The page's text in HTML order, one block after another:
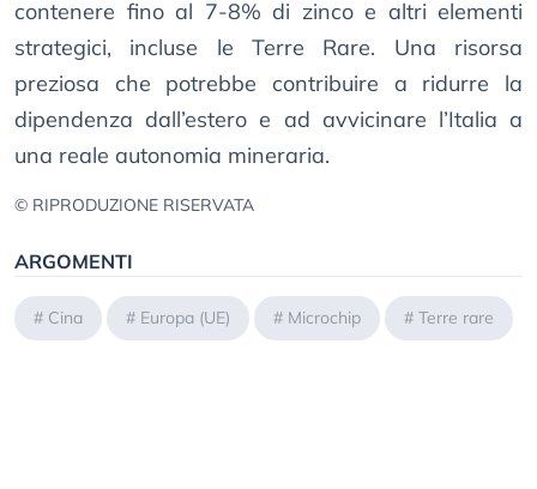
contenere fino al 7-8% di zinco e altri elementi
strategici, incluse le Terre Rare. Una risorsa
preziosa che potrebbe contribuire a ridurre la
dipendenza dall’estero e ad avvicinare l’Italia a
una reale autonomia mineraria.
© RIPRODUZIONE RISERVATA
ARGOMENTI
# Cina # Europa (UE) # Microchip # Terre rare